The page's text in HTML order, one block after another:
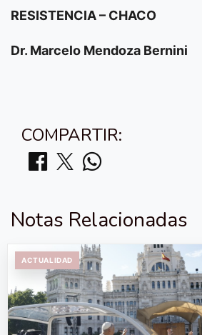
RESISTENCIA – CHACO
Dr. Marcelo Mendoza Bernini
COMPARTIR:
Notas Relacionadas
ACTUALIDAD